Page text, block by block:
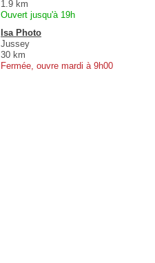
1.9 km
Ouvert jusqu'à 19h
Isa Photo
Jussey
30 km
Fermée, ouvre mardi à 9h00